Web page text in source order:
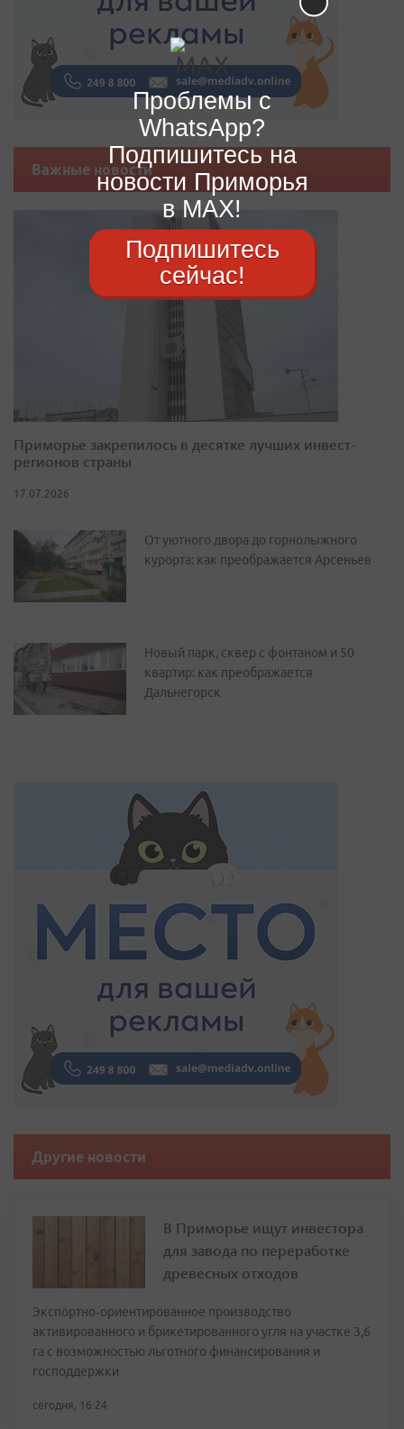
Важные новости
Приморье закрепилось в десятке лучших инвест-
регионов страны
17.07.2026
От уютного двора до горнолыжного
курорта: как преображается Арсеньев
Новый парк, сквер с фонтаном и 50
квартир: как преображается
Дальнегорск
Другие новости
В Приморье ищут инвестора
для завода по переработке
древесных отходов
Экспортно‑ориентированное производство
активированного и брикетированного угля на участке 3,6
га с возможностью льготного финансирования и
господдержки
сегодня, 16:24
Проблемы с
WhatsApp?
Подпишитесь на
новости Приморья
в MAX!
Подпишитесь
сейчас!